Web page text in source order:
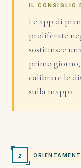
IL CONSIGLIO
Le app di
proliferate
sostituisce
primo giorno,
calibrare le
sulla mappa.
2